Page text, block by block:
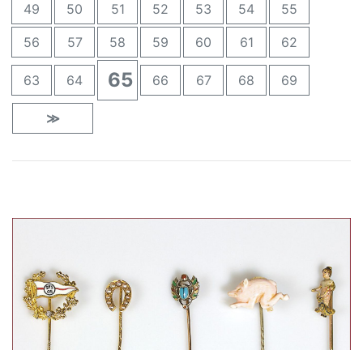
49 50 51 52 53 54 55
56 57 58 59 60 61 62
63 64 65 66 67 68 69
≫